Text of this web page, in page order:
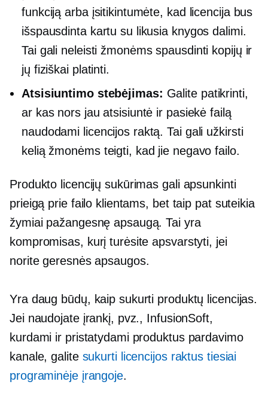
funkciją arba įsitikintumėte, kad licencija bus
išspausdinta kartu su likusia knygos dalimi.
Tai gali neleisti žmonėms spausdinti kopijų ir
jų fiziškai platinti.
Atsisiuntimo stebėjimas: Galite patikrinti,
ar kas nors jau atsisiuntė ir pasiekė failą
naudodami licencijos raktą. Tai gali užkirsti
kelią žmonėms teigti, kad jie negavo failo.
Produkto licencijų sukūrimas gali apsunkinti
prieigą prie failo klientams, bet taip pat suteikia
žymiai pažangesnę apsaugą. Tai yra
kompromisas, kurį turėsite apsvarstyti, jei
norite geresnės apsaugos.
Yra daug būdų, kaip sukurti produktų licencijas.
Jei naudojate įrankį, pvz., InfusionSoft,
kurdami ir pristatydami produktus pardavimo
kanale, galite sukurti licencijos raktus tiesiai
programinėje įrangoje.